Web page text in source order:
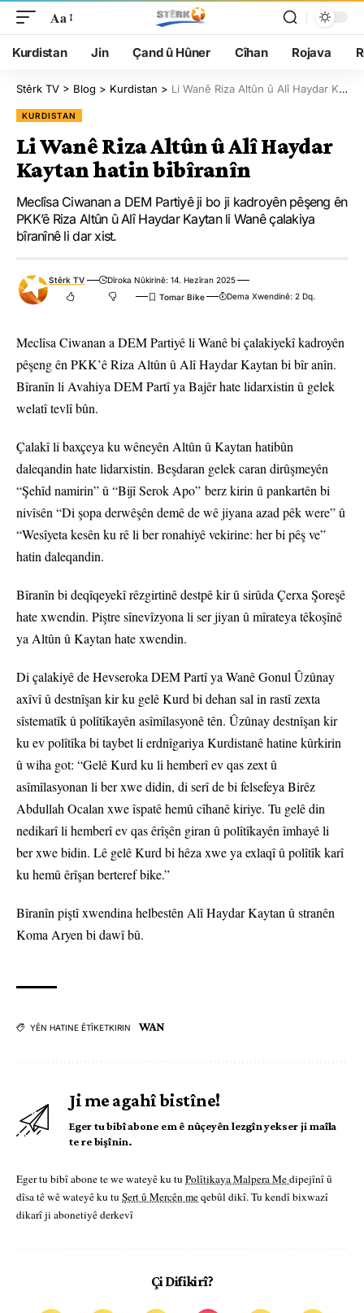
Aa
Kurdistan Jin Çand û Hûner Cîhan Rojava
Stêrk TV > Blog > Kurdistan > Li Wanê Riza Altûn û Alî Haydar Kaytan hatin bibîranîn
KURDISTAN
Li Wanê Riza Altûn û Alî Haydar
Kaytan hatin bibîranîn
Meclîsa Ciwanan a DEM Partiyê ji bo ji kadroyên pêşeng ên
PKK’ê Riza Altûn û Alî Haydar Kaytan li Wanê çalakiya
bîranînê li dar xist.
Stêrk TV
Dîroka Nûkirinê: 14. Hezîran 2025
Dema Xwendinê: 2 Dq.
Meclîsa Ciwanan a DEM Partiyê li Wanê bi çalakiyekî kadroyên
pêşeng ên PKK’ê Riza Altûn û Alî Haydar Kaytan bi bîr anîn.
Bîranîn li Avahiya DEM Partî ya Bajêr hate lidarxistin û gelek
welatî tevlî bûn.
Çalakî li baxçeya ku wêneyên Altûn û Kaytan hatibûn
daleqandin hate lidarxistin. Beşdaran gelek caran dirûşmeyên
“Şehîd namirin” û “Bijî Serok Apo” berz kirin û pankartên bi
nivîsên “Di şopa derwêşên demê de wê jiyana azad pêk were” û
“Wesîyeta kesên ku rê li ber ronahiyê vekirine: her bi pêş ve”
hatin daleqandin.
Bîranîn bi deqîqeyekî rêzgirtinê destpê kir û sirûda Çerxa Şoreşê
hate xwendin. Piştre sînevîzyona li ser jiyan û mîrateya têkoşînê
ya Altûn û Kaytan hate xwendin.
Di çalakiyê de Hevseroka DEM Partî ya Wanê Gonul Ûzûnay
axîvî û destnîşan kir ku gelê Kurd bi dehan sal in rastî zexta
sîstematîk û polîtîkayên asîmîlasyonê tên. Ûzûnay destnîşan kir
ku ev polîtîka bi taybet li erdnîgariya Kurdistanê hatine kûrkirin
û wiha got: “Gelê Kurd ku li hemberî ev qas zext û
asîmîlasyonan li ber xwe didin, di serî de bi felsefeya Birêz
Abdullah Ocalan xwe îspatê hemû cîhanê kiriye. Tu gelê din
nedikarî li hemberî ev qas êrîşên giran û polîtîkayên îmhayê li
ber xwe bidin. Lê gelê Kurd bi hêza xwe ya exlaqî û polîtîk karî
ku hemû êrîşan berteref bike.”
Bîranîn piştî xwendina helbestên Alî Haydar Kaytan û stranên
Koma Aryen bi dawî bû.
YÊN HATINE ÊTÎKETKIRIN WAN
Ji me agahî bistîne!
Eger tu bibî abone em ê nûçeyên lezgîn yekser ji maîla
te re bişînin.
Eger tu bibî abone te we wateyê ku tu Polîtikaya Malpera Medipejînî û
dîsa tê wê wateyê ku tu Şert û Mercên meqebûl dikî. Tu kendî bixwazî
dikarî ji abonetiyê derkevî
Çi Difikirî?